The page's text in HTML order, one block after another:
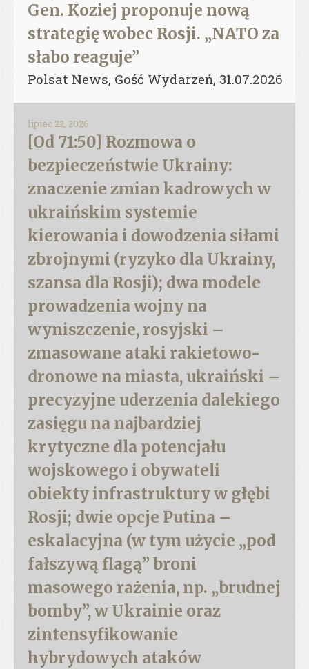
Gen. Koziej proponuje nową
strategię wobec Rosji. „NATO za
słabo reaguje”
Polsat News, Gość Wydarzeń, 31.07.2026
lipiec 22, 2026
[Od 71:50] Rozmowa o
bezpieczeństwie Ukrainy:
znaczenie zmian kadrowych w
ukraińskim systemie
kierowania i dowodzenia siłami
zbrojnymi (ryzyko dla Ukrainy,
szansa dla Rosji); dwa modele
prowadzenia wojny na
wyniszczenie, rosyjski –
zmasowane ataki rakietowo-
dronowe na miasta, ukraiński –
precyzyjne uderzenia dalekiego
zasięgu na najbardziej
krytyczne dla potencjału
wojskowego i obywateli
obiekty infrastruktury w głębi
Rosji; dwie opcje Putina –
eskalacyjna (w tym użycie „pod
fałszywą flagą” broni
masowego rażenia, np. „brudnej
bomby”, w Ukrainie oraz
zintensyfikowanie
hybrydowych ataków